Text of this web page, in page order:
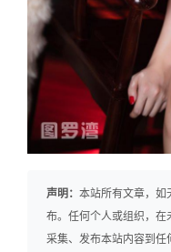
声明： 本站所有文章，如
布。任何个人或组织，在
采集、发布本站内容到